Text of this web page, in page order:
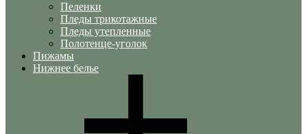
Пеленки
Пледы трикотажные
Пледы утепленные
Полотенце-уголок
Пижамы
Нижнее белье